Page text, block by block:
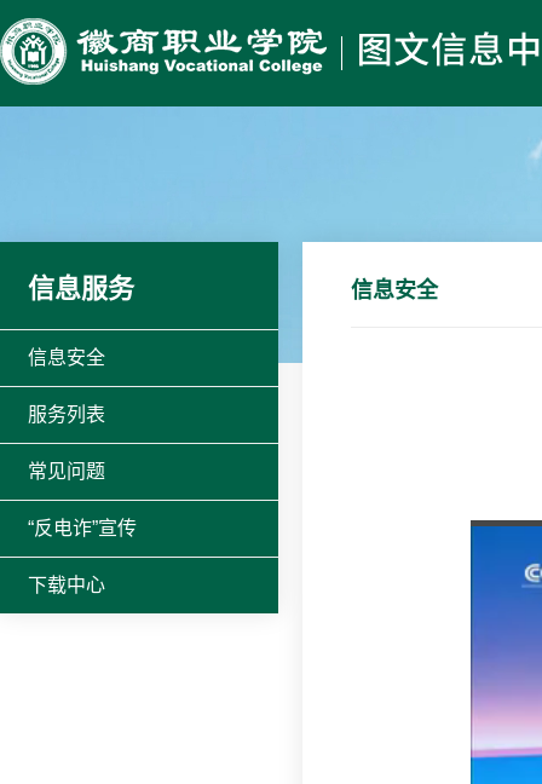
信息服务
信息安全
服务列表
常见问题
“反电诈”宣传
下载中心
信息安全